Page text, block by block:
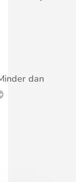
dan